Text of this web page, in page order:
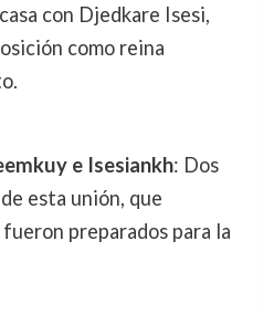
con Djedkare Isesi,
como reina
e Isesiankh: Dos
esta unión, que
preparados para la